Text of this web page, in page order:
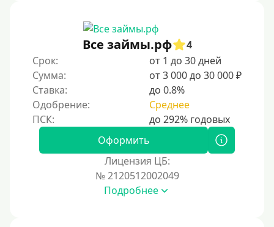
Онлайн круглосуточно
На карту круглосуточно
24/7
Деньги в долг
В долг на карту
Срок
Все займы.рф
4
Срок:
от 1 до 30 дней
Сумма:
от 3 000 до 30 000 ₽
Ставка:
до 0.8%
Одобрение:
Среднее
Оформить
Лицензия ЦБ:
№ 2120512002049
Подробнее